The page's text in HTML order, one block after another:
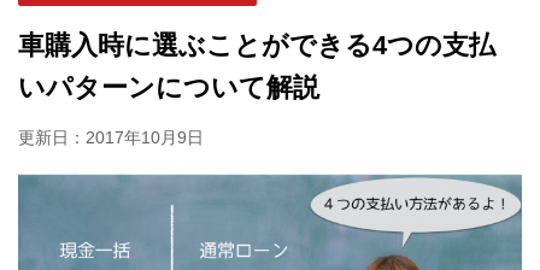
車購入時に選ぶことができる4つの支払
いパターンについて解説
更新日： 2017年10月9日